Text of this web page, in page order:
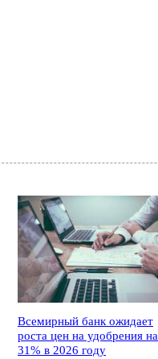
Всемирный банк ожидает
роста цен на удобрения на
31% в 2026 году